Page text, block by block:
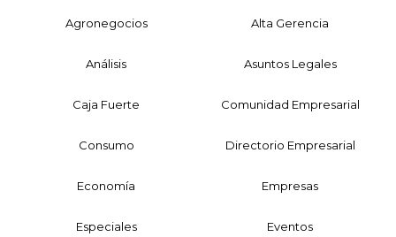
Agronegocios Alta Gerencia
Análisis Asuntos Legales
Caja Fuerte Comunidad Empresarial
Consumo Directorio Empresarial
Economía Empresas
Especiales Eventos